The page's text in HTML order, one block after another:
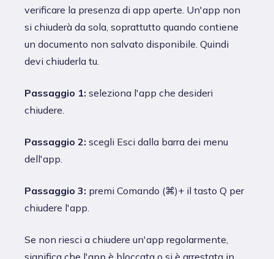
verificare la presenza di app aperte. Un'app non
si chiuderà da sola, soprattutto quando contiene
un documento non salvato disponibile. Quindi
devi chiuderla tu.
Passaggio 1: seleziona l'app che desideri
chiudere.
Passaggio 2: scegli Esci dalla barra dei menu
dell'app.
Passaggio 3: premi Comando (⌘)+ il tasto Q per
chiudere l'app.
Se non riesci a chiudere un'app regolarmente,